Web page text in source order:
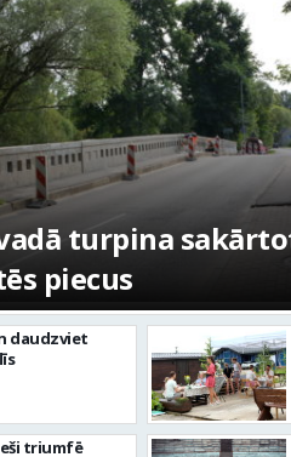
turpina
piecus
daudzviet
triumfē